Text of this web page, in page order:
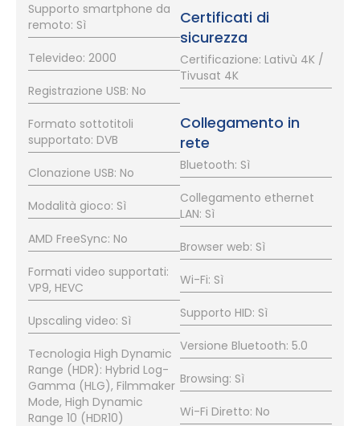
Supporto smartphone da
remoto: Sì
Televideo: 2000
Registrazione USB: No
Formato sottotitoli
supportato: DVB
Clonazione USB: No
Modalità gioco: Sì
AMD FreeSync: No
Formati video supportati:
VP9, HEVC
Upscaling video: Sì
Tecnologia High Dynamic
Range (HDR): Hybrid Log-
Gamma (HLG), Filmmaker
Mode, High Dynamic
Range 10 (HDR10)
Certificati di
sicurezza
Certificazione: Lativù 4K /
Tivusat 4K
Collegamento in
rete
Bluetooth: Sì
Collegamento ethernet
LAN: Sì
Browser web: Sì
Wi-Fi: Sì
Supporto HID: Sì
Versione Bluetooth: 5.0
Browsing: Sì
Wi-Fi Diretto: No